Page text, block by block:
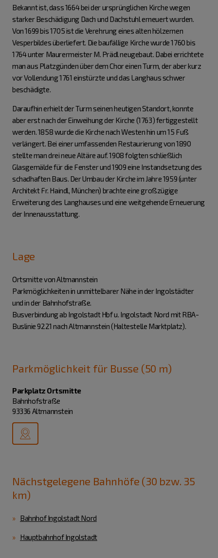
Bekannt ist, dass 1664 bei der ursprünglichen Kirche wegen
starker Beschädigung Dach und Dachstuhl erneuert wurden.
Von 1699 bis 1705 ist die Verehrung eines alten hölzernen
Vesperbildes überliefert. Die baufällige Kirche wurde 1760 bis
1764 unter Maurermeister M. Prädl neugebaut. Dabei errichtete
man aus Platzgünden über dem Chor einen Turm, der aber kurz
vor Vollendung 1761 einstürzte und das Langhaus schwer
beschädigte.
Daraufhin erhielt der Turm seinen heutigen Standort, konnte
aber erst nach der Einweihung der Kirche (1763) fertiggestellt
werden. 1858 wurde die Kirche nach Westen hin um 15 Fuß
verlängert. Bei einer umfassenden Restaurierung von 1890
stellte man drei neue Altäre auf. 1908 folgten schließlich
Glasgemälde für die Fenster und 1909 eine Instandsetzung des
schadhaften Baus. Der Umbau der Kirche im Jahre 1959 (unter
Architekt Fr. Haindl, München) brachte eine großzügige
Erweiterung des Langhauses und eine weitgehende Erneuerung
der Innenausstattung.
Lage
Ortsmitte von Altmannstein
Parkmöglichkeiten in unmittelbarer Nähe in der Ingolstädter
und in der Bahnhofstraße.
Busverbindung ab Ingolstadt Hbf u. Ingolstadt Nord mit RBA-
Buslinie 9221 nach Altmannstein (Haltestelle Marktplatz).
Parkmöglichkeit für Busse (50 m)
Parkplatz Ortsmitte
Bahnhofstraße
93336 Altmannstein
Nächstgelegene Bahnhöfe (30 bzw. 35
km)
Bahnhof Ingolstadt Nord
Hauptbahnhof Ingolstadt